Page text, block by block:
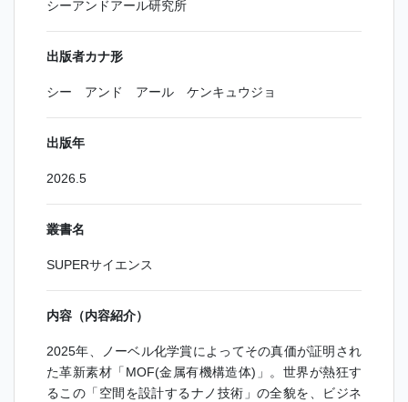
シーアンドアール研究所
出版者カナ形
シー アンド アール ケンキュウジョ
出版年
2026.5
叢書名
SUPERサイエンス
内容（内容紹介）
2025年、ノーベル化学賞によってその真価が証明され
た革新素材「MOF(金属有機構造体)」。世界が熱狂す
るこの「空間を設計するナノ技術」の全貌を、ビジネ